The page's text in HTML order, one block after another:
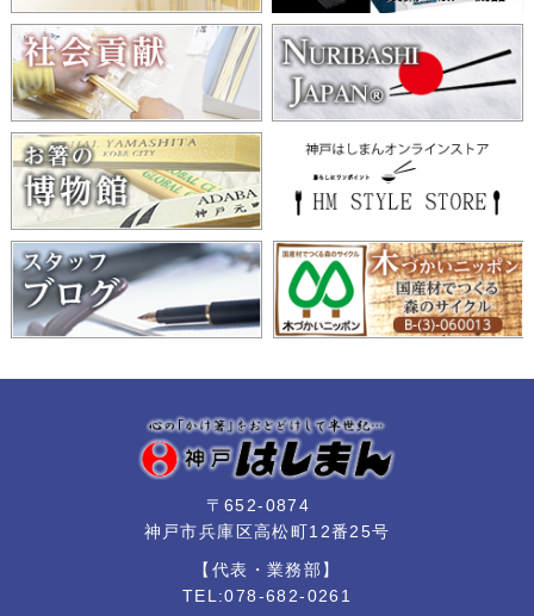
〒652-0874
神戸市兵庫区高松町12番25号
【代表・業務部】
TEL:078-682-0261